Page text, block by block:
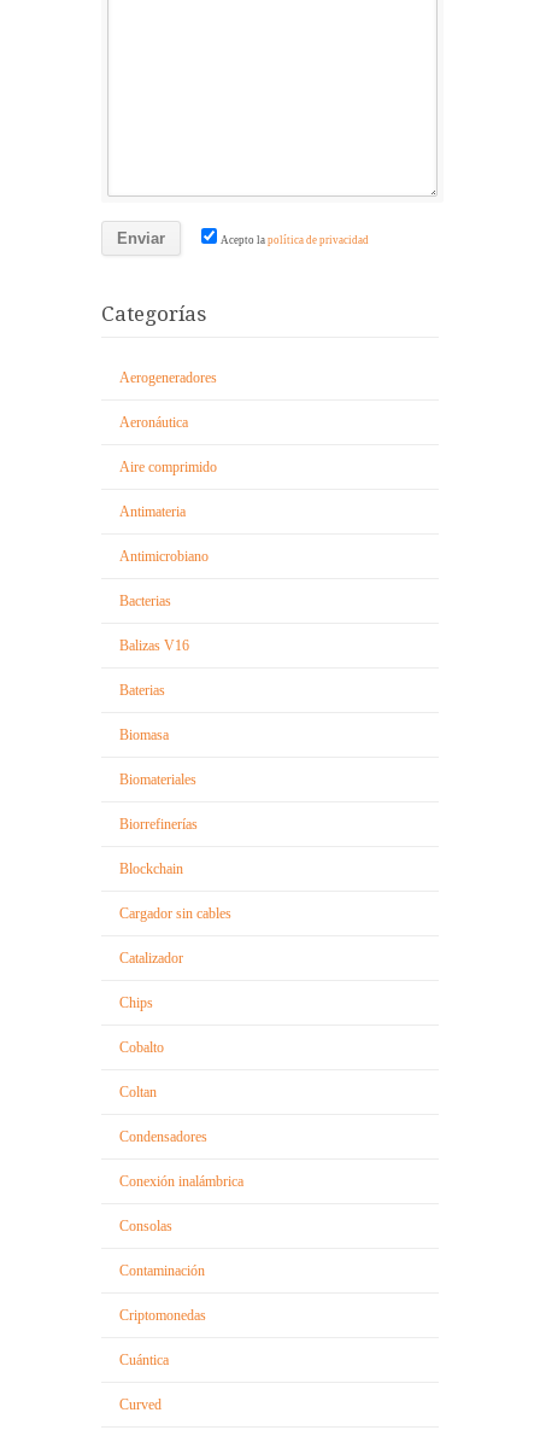
Acepto la política de privacidad
Categorías
Aerogeneradores
Aeronáutica
Aire comprimido
Antimateria
Antimicrobiano
Bacterias
Balizas V16
Baterias
Biomasa
Biomateriales
Biorrefinerías
Blockchain
Cargador sin cables
Catalizador
Chips
Cobalto
Coltan
Condensadores
Conexión inalámbrica
Consolas
Contaminación
Criptomonedas
Cuántica
Curved